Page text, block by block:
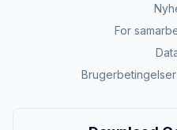
For